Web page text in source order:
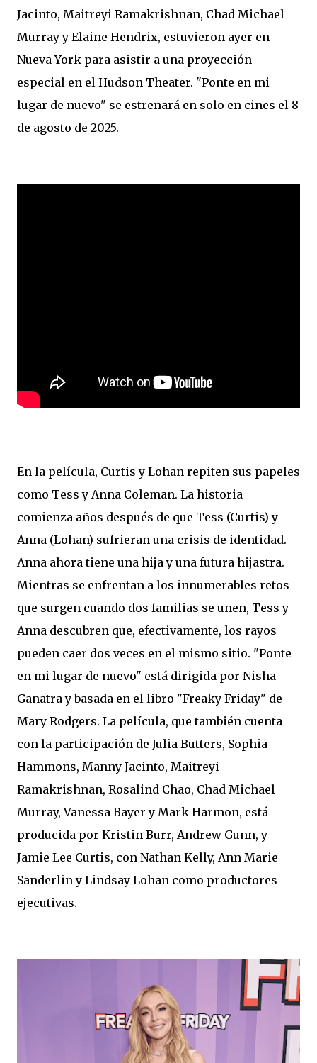
Jacinto, Maitreyi Ramakrishnan, Chad Michael
Murray y Elaine Hendrix, estuvieron ayer en
Nueva York para asistir a una proyección
especial en el Hudson Theater. "Ponte en mi
lugar de nuevo" se estrenará en solo en cines el 8
de agosto de 2025.
En la película, Curtis y Lohan repiten sus papeles
como Tess y Anna Coleman. La historia
comienza años después de que Tess (Curtis) y
Anna (Lohan) sufrieran una crisis de identidad.
Anna ahora tiene una hija y una futura hijastra.
Mientras se enfrentan a los innumerables retos
que surgen cuando dos familias se unen, Tess y
Anna descubren que, efectivamente, los rayos
pueden caer dos veces en el mismo sitio. "Ponte
en mi lugar de nuevo" está dirigida por Nisha
Ganatra y basada en el libro "Freaky Friday" de
Mary Rodgers. La película, que también cuenta
con la participación de Julia Butters, Sophia
Hammons, Manny Jacinto, Maitreyi
Ramakrishnan, Rosalind Chao, Chad Michael
Murray, Vanessa Bayer y Mark Harmon, está
producida por Kristin Burr, Andrew Gunn, y
Jamie Lee Curtis, con Nathan Kelly, Ann Marie
Sanderlin y Lindsay Lohan como productores
ejecutivas.